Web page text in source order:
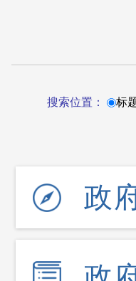
搜索位置： 标